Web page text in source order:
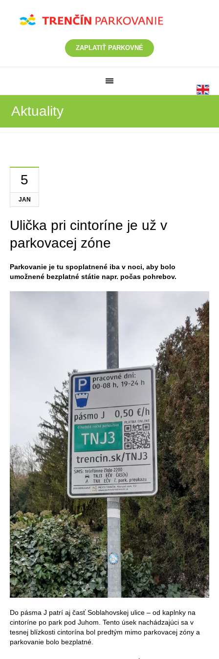
ZAPLATIŤ PARKOVNÉ
Aktuality
5
JAN
Ulička pri cintoríne je už v
parkovacej zóne
Parkovanie je tu spoplatnené iba v noci, aby bolo
umožnené bezplatné státie napr. počas pohrebov.
Do pásma J patrí aj časť Soblahovskej ulice – od kaplnky na
cintoríne po park pod Juhom. Tento úsek nachádzajúci sa v
tesnej blízkosti cintorína bol predtým mimo parkovacej zóny a
parkovanie bolo bezplatné.